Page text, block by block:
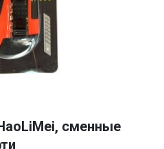
сменные